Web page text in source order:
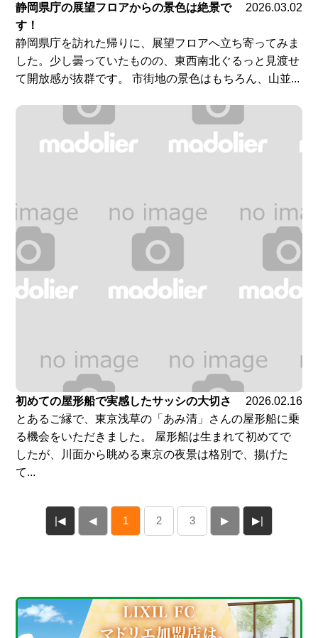
静岡県庁の展望フロアからの景色は絶景で
す！
2026.03.02
静岡県庁を訪れた帰りに、展望フロアへ立ち寄ってみま
した。少し曇っていたものの、東西南北ぐるっと見渡せ
て開放感が抜群です。 市街地の景色はもちろん、山並...
初めての屋形船で実感したサッシの大切さ
2026.02.16
とあるご縁で、東京浅草の「あみ清」さんの屋形船に乗
る機会をいただきました。 屋形船は生まれて初めてで
したが、川面から眺める東京の夜景は格別で、揚げた
て...
|◀ ◀ 1 2 3 ▶ ▶|